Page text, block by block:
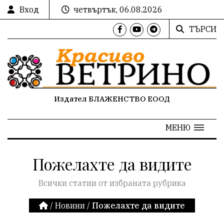
Вход
четвъртък, 06.08.2026
ТЪРСИ
Издател БЛАЖЕНСТВО ЕООД
МЕНЮ
Пожелахте да видите
Всички статии от избраната рубрика
/ Новини / Пожелахте да видите